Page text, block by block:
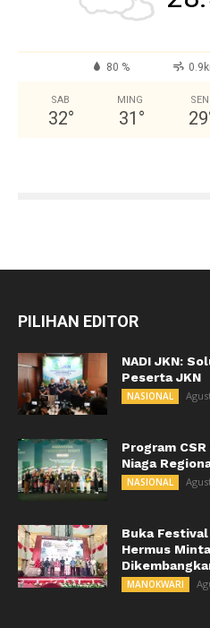
80 %
SAB
32°
MING
31 °
SEN
29
PILIHAN EDITOR
NADI JKN:
Peserta JKN
NASIONAL
Program
Niaga
NASIONAL
Buka
Hermus
MANOKWARI